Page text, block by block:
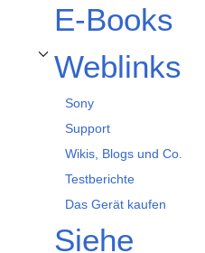
E-Books
Weblinks
Unterabschnitt Weblinks umschalten
Sony
Support
Wikis, Blogs und Co.
Testberichte
Das Gerät kaufen
Siehe